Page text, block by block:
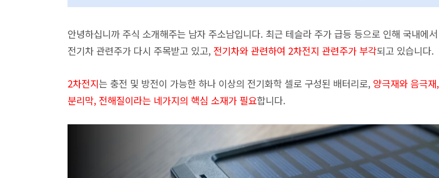
안녕하십니까 주식 소개해주는 남자 주소남입니다. 최근 테슬라 주가 급등 등으로 인해 국내에서
전기차 관련주가 다시 주목받고 있고, 전기차와 관련하여 2차전지 관련주가 부각되고 있습니다.
2차전지는 충전 및 방전이 가능한 하나 이상의 전기화학 셀로 구성된 배터리로, 양극재와 음극재,
분리막, 전해질이라는 네가지의 핵심 소재가 필요합니다.